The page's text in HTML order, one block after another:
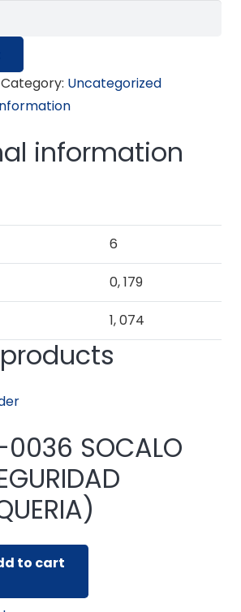
Category: Uncategorized
information
6
0, 179
1, 074
SOCALO
to cart